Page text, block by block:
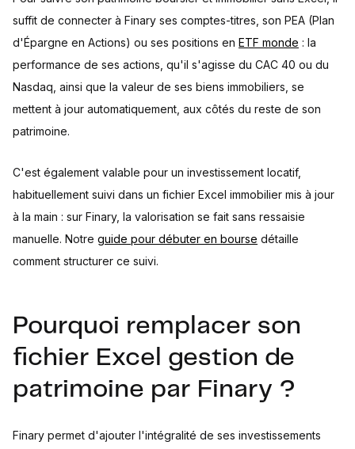
suffit de connecter à Finary ses comptes-titres, son PEA (Plan
d'Épargne en Actions) ou ses positions en ETF monde : la
performance de ses actions, qu'il s'agisse du CAC 40 ou du
Nasdaq, ainsi que la valeur de ses biens immobiliers, se
mettent à jour automatiquement, aux côtés du reste de son
patrimoine.
C'est également valable pour un investissement locatif,
habituellement suivi dans un fichier Excel immobilier mis à jour
à la main : sur Finary, la valorisation se fait sans ressaisie
manuelle. Notre guide pour débuter en bourse détaille
comment structurer ce suivi.
Pourquoi remplacer son
fichier Excel gestion de
patrimoine par Finary ?
Finary permet d'ajouter l'intégralité de ses investissements